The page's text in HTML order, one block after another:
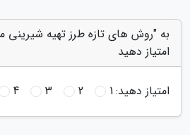
به "روش های تازه طرز تهیه شیرینی
امتیاز دهید
امتیاز دهید:1
2
3
4